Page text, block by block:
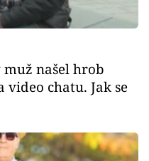
muž našel hrob
chatu. Jak se